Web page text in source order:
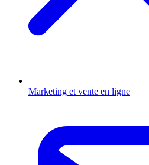
Marketing et vente en ligne